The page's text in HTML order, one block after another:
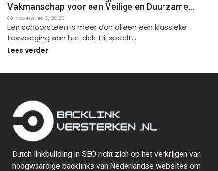
Vakmanschap voor een Veilige en Duurzame…
November 6, 2025
Een schoorsteen is meer dan alleen een klassieke
toevoeging aan het dak. Hij speelt…
Lees verder
Dutch linkbuilding in SEO richt zich op het verkrijgen van
hoogwaardige backlinks van Nederlandse websites om